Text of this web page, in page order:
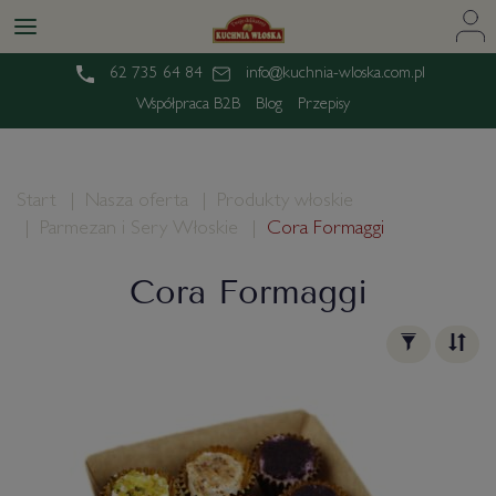
62 735 64 84
info@kuchnia-wloska.com.pl
Współpraca B2B
Blog Przepisy
Start Nasza oferta
Produkty włoskie
Parmezan i Sery Włoskie
Cora Formaggi
Cora Formaggi